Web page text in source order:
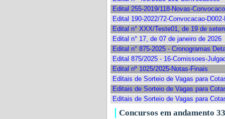
Edital 255-2019/118-Novas-
Edital 190-2022/72-Convocacao-
Edital n° XXX/Teste01, de 19 de
Edital n° 17, de 07 de janeiro de 2026
Edital n° 875-2025 - Cronogramas
Edital 875/2025 - 16-Comissoes-
Edital nº 1025/2025-Notas-Finais
Editais de Sorteio de Vagas para
Editais de Sorteio de Vagas para
Editais de Sorteio de Vagas para
Concursos em andamento